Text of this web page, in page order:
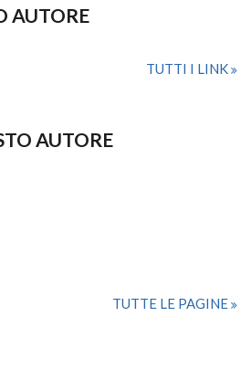
AUTORE
TUTTI I LINK
AUTORE
TUTTE LE PAGINE